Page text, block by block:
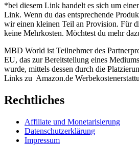
*bei diesem Link handelt es sich um
Link. Wenn du das entsprechende
wir einen kleinen Teil an Provision. Für
keine Mehrkosten. Möchtest du mehr
MBD World ist Teilnehmer des
EU, das zur Bereitstellung eines
wurde, mittels dessen durch die
Links zu Amazon.de
Rechtliches
Affiliate und Monetarisierung
Datenschutzerklärung
Impressum